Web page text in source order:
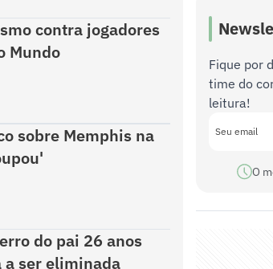
contra jogadores
Mundo
sobre Memphis na
do pai 26 anos
a ser eliminada
Fique por
time do
leitura!
O